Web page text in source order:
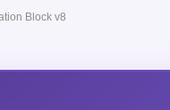
Block v8